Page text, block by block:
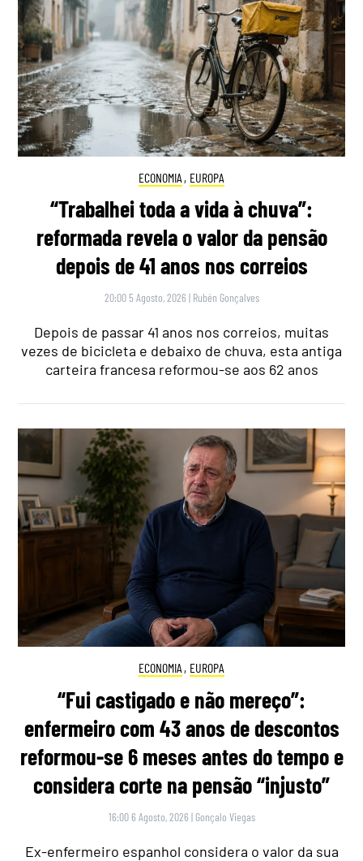
ECONOMIA , EUROPA
“Trabalhei toda a vida à chuva”:
reformada revela o valor da pensão
depois de 41 anos nos correios
20:00 5 Agosto, 2026 | Rubén Gonçalves
Depois de passar 41 anos nos correios, muitas
vezes de bicicleta e debaixo de chuva, esta antiga
carteira francesa reformou-se aos 62 anos
ECONOMIA , EUROPA
“Fui castigado e não mereço”:
enfermeiro com 43 anos de descontos
reformou-se 6 meses antes do tempo e
considera corte na pensão “injusto”
16:00 6 Agosto, 2026 | Gonçalo Viegas
Ex-enfermeiro espanhol considera o valor da sua